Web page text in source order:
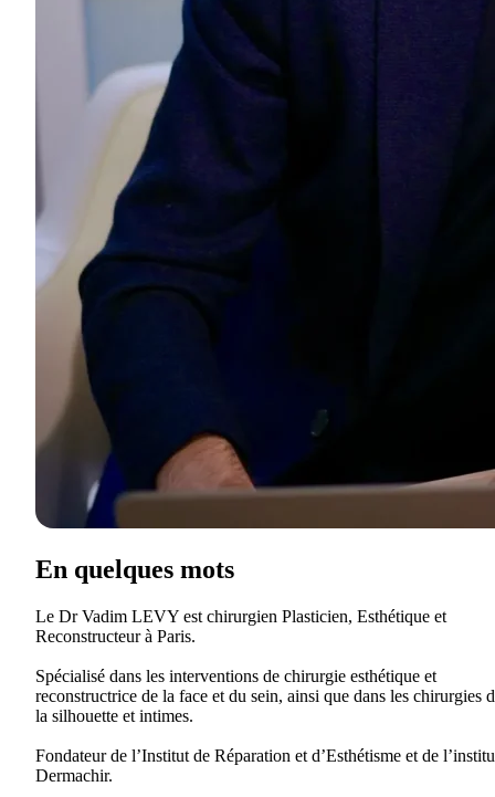
En quelques mots
Le Dr Vadim LEVY est chirurgien Plasticien, Esthétique et
Reconstructeur à Paris.
Spécialisé dans les interventions de chirurgie esthétique et
reconstructrice de la face et du sein, ainsi que dans les chirurgies
la silhouette et intimes.
Fondateur de l’Institut de Réparation et d’Esthétisme et de
Dermachir.